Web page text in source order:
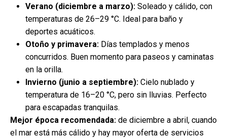
Verano (diciembre a marzo): Soleado y cálido, con
temperaturas de 26–29 °C. Ideal para baño y
deportes acuáticos.
Otoño y primavera: Días templados y menos
concurridos. Buen momento para paseos y caminatas
en la orilla.
Invierno (junio a septiembre): Cielo nublado y
temperatura de 16–20 °C, pero sin lluvias. Perfecto
para escapadas tranquilas.
Mejor época recomendada: de diciembre a abril, cuando
el mar está más cálido y hay mayor oferta de servicios